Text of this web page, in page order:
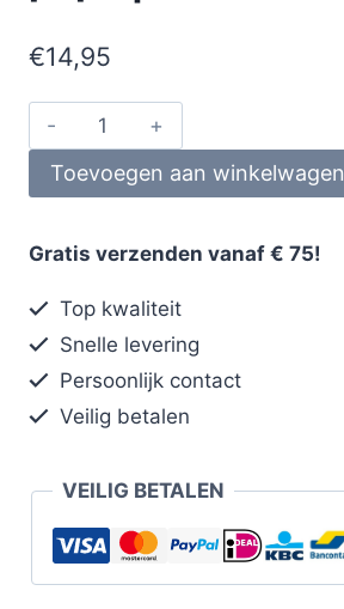
€14,95
Toevoegen aan winkelwagen
Gratis verzenden vanaf € 75!
Top kwaliteit
Snelle levering
Persoonlijk contact
Veilig betalen
VEILIG BETALEN